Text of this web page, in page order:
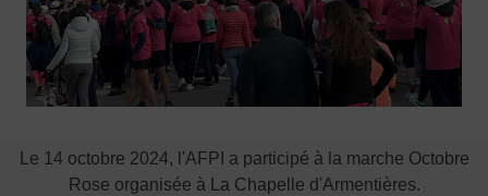
Le 14 octobre 2024, l'AFPI a participé à la marche Octobre
Rose organisée à La Chapelle d'Armentières.